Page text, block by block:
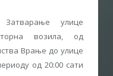
Затварање улице
возила, од
Врање до улице
од 20:00 сати